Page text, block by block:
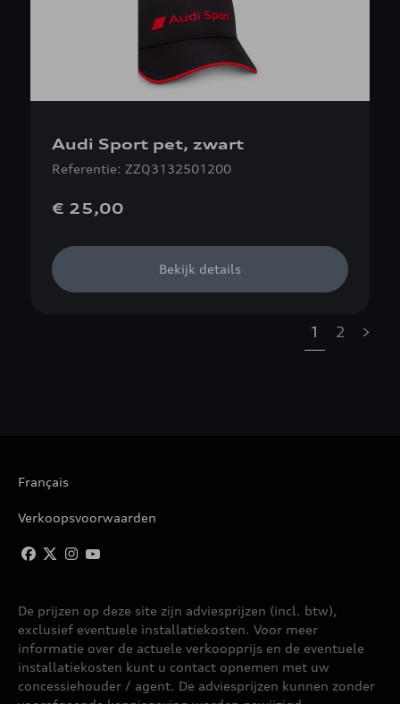
Audi Sport pet, zwart
Referentie: ZZQ3132501200
€ 25,00
Bekijk details
1 2 »
Français
Verkoopsvoorwaarden
De prijzen op deze site zijn adviesprijzen (incl. btw),
exclusief eventuele installatiekosten. Voor meer
informatie over de actuele verkoopprijs en de eventuele
installatiekosten kunt u contact opnemen met uw
concessiehouder / agent. De adviesprijzen kunnen zonder